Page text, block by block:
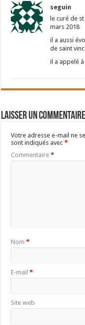
seguin
le curé de
mars 2018
il a aussi
de saint
il a appelé
Laisser un commentaire
Votre adresse e-mail ne
sont indiqués avec*
Commentaire*
Nom*
E-mail*
Site web